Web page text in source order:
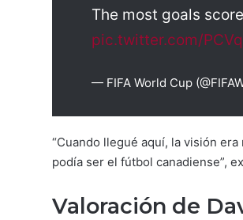
The most goals
pic.twitter.com/
— FIFA World Cup
“Cuando llegué aquí, la visión era
podía ser el fútbol canadiense”,
Valoración de